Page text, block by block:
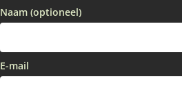
Naam (optioneel)
E-mail